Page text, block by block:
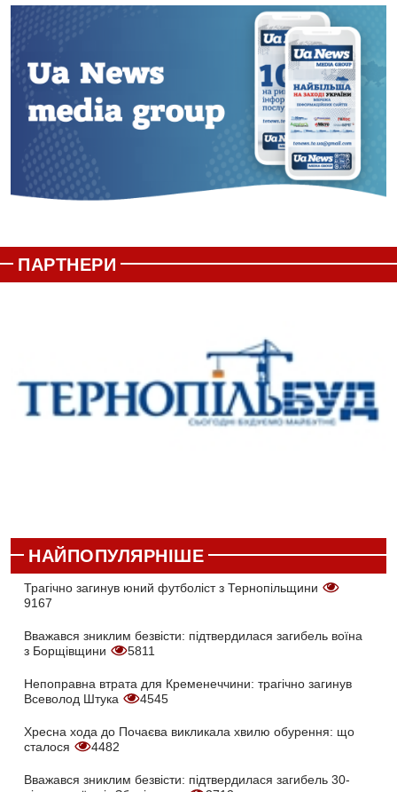
ПАРТНЕРИ
НАЙПОПУЛЯРНІШЕ
Трагічно загинув юний футболіст з Тернопільщини
9167
Вважався зниклим безвісти: підтвердилася загибель воїна
з Борщівщини
5811
Непоправна втрата для Кременеччини: трагічно загинув
Всеволод Штука
4545
Хресна хода до Почаєва викликала хвилю обурення: що
сталося
4482
Вважався зниклим безвісти: підтвердилася загибель 30-